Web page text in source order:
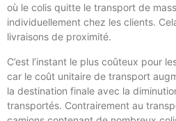
où le colis quitte le transport de
individuellement chez les clients.
livraisons de proximité.
C’est l’instant le plus coûteux pour
car le coût unitaire de transport
la destination finale avec la
transportés. Contrairement au